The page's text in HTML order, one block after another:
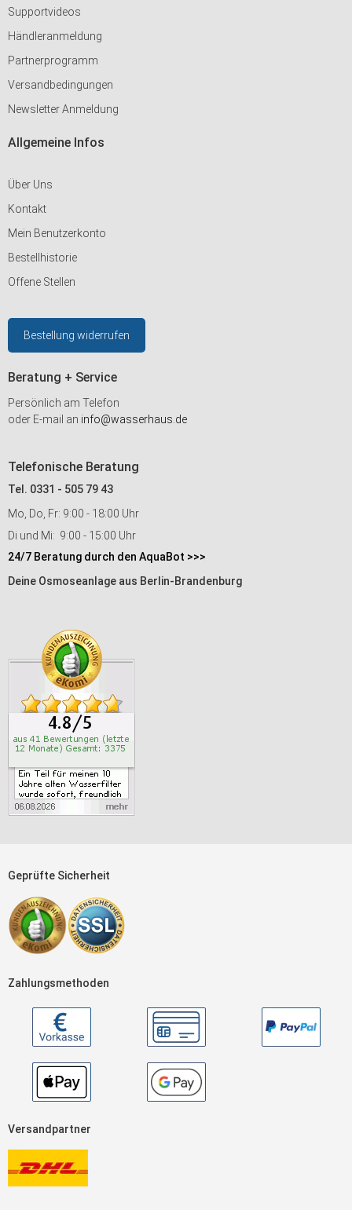
Supportvideos
Händleranmeldung
Partnerprogramm
Versandbedingungen
Newsletter Anmeldung
Allgemeine Infos
Über Uns
Kontakt
Mein Benutzerkonto
Bestellhistorie
Offene Stellen
Bestellung widerrufen
Beratung + Service
Persönlich am Telefon
oder E-mail an info@wasserhaus.de
Telefonische Beratung
Tel. 0331 - 505 79 43
Mo, Do, Fr: 9:00 - 18:00 Uhr
Di und Mi: 9:00 - 15:00 Uhr
24/7 Beratung durch den AquaBot >>>
Deine Osmoseanlage aus Berlin-Brandenburg
Geprüfte Sicherheit
Zahlungsmethoden
Versandpartner